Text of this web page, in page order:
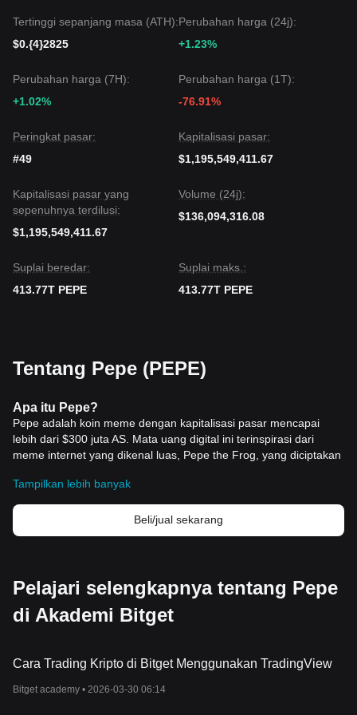
selama ia mempertahankan support kunci di$0.00000820
Tertinggi sepanjang masa (ATH):
$0.{4}2825
Perubahan harga (24j):
+1.23%
Perubahan harga (7H):
+1.02%
Perubahan harga (1T):
-76.91%
Peringkat pasar:
#49
Kapitalisasi pasar:
$1,195,549,411.67
Kapitalisasi pasar yang
sepenuhnya terdilusi:
$1,195,549,411.67
Volume (24j):
$136,094,316.08
Suplai beredar:
413.77T PEPE
Suplai maks.:
413.77T PEPE
Tentang Pepe (PEPE)
Apa itu Pepe?
Pepe adalah koin meme dengan kapitalisasi pasar mencapai
lebih dari $300 juta AS. Mata uang digital ini terinspirasi dari
meme internet yang dikenal luas, Pepe the Frog, yang diciptakan
karakteristik "Feels Good Man" ini dengan cepat mendapatkan
daya tarik dan memantapkan dirinya sebagai ikon budaya
Koin ini diperkenalkan ke pasar pada bulan April 2023, yang
Meskipun Pepe the Frog berawal dari lelucon internet yang tidak
berbahaya, namun kemudian dikaitkan dengan berbagai
kelompok kontroversial pada pertengahan tahun 2010-an.
berbahaya.
Situs web resmi:https://www.pepe.vip/
Tampilkan lebih banyak
Beli/jual sekarang
Pelajari selengkapnya tentang Pepe
di Akademi Bitget
Cara Trading Kripto di Bitget Menggunakan TradingView
Bitget academy • 2026-03-30 06:14